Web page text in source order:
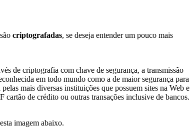
criptografadas, se deseja entender um pouco mais
de criptografia com chave de segurança, a transmissão
em todo mundo como a de maior segurança para
mais diversas instituições que possuem sites na Web e
cartão de crédito ou outras transações inclusive de bancos.
imagem abaixo.